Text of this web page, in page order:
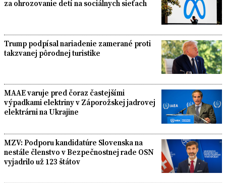
za ohrozovanie detí na sociálnych sieťach
Trump podpísal nariadenie zamerané proti
takzvanej pôrodnej turistike
MAAE varuje pred čoraz častejšími
výpadkami elektriny v Záporožskej jadrovej
elektrárni na Ukrajine
MZV: Podporu kandidatúre Slovenska na
nestále členstvo v Bezpečnostnej rade OSN
vyjadrilo už 123 štátov